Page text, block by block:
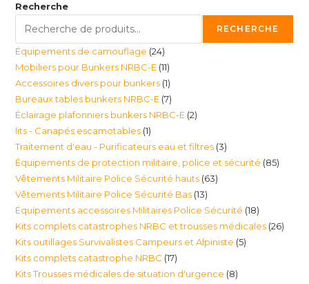
Recherche
RECHERCHE
Équipements de camouflage 2424
produits
Mobiliers pour Bunkers NRBC-E 1111
produits
Accessoires divers pour bunkers 11
produit
Bureaux tables bunkers NRBC-E 77
produits
Éclairage plafonniers bunkers NRBC-E 22
lits - Canapés escamotables 11
produit
Traitement d'eau - Purificateurs eau et filtres 33
produits
Équipements de protection militaire, police et sécurité 8585
Vêtements Militaire Police Sécurité hauts 6363
Vêtements Militaire Police Sécurité Bas 1313
produits
Équipements accessoires Militaires Police Sécurité 1818
produits
Kits complets catastrophes NRBC et trousses médicales 2626
Kits outillages Survivalistes Campeurs et Alpiniste 55
Kits complets catastrophe NRBC 1717
produits
Kits Trousses médicales de situation d'urgence 88